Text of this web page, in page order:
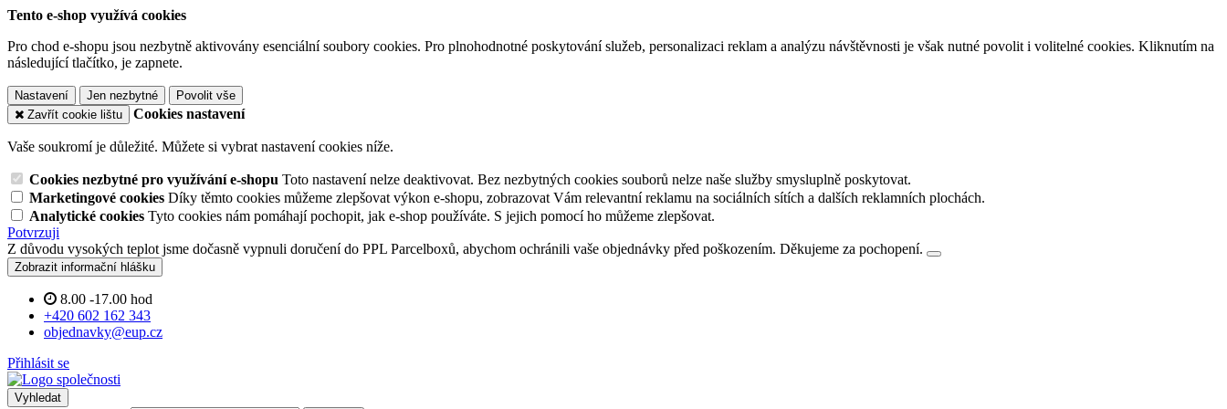
Tento e-shop využívá cookies
Pro chod e-shopu jsou nezbytně aktivovány esenciální soubory cookies. Pro plnohodnotné poskytování služeb, personalizaci reklam a analýzu návštěvnosti je však nutné povolit i volitelné cookies. Kliknutím na
následující tlačítko, je zapnete.
Nastavení Jen nezbytné
Povolit vše
Zavřít cookie lištu
Cookies nastavení
Vaše soukromí je důležité. Můžete si vybrat nastavení cookies níže.
Cookies nezbytné pro využívání e-shopu Toto nastavení nelze deaktivovat. Bez nezbytných cookies souborů nelze naše služby smysluplně poskytovat.
Marketingové cookies Díky těmto cookies můžeme zlepšovat výkon e-shopu, zobrazovat Vám relevantní reklamu na sociálních sítích a dalších reklamních plochách.
Analytické cookies Tyto cookies nám pomáhají pochopit, jak e-shop používáte. S jejich pomocí ho můžeme zlepšovat.
Potvrzuji
Z důvodu vysokých teplot jsme dočasně vypnuli doručení do PPL Parcelboxů, abychom ochránili vaše objednávky před poškozením. Děkujeme za pochopení.
Zobrazit informační hlášku
8.00 -17.00 hod
+420 602 162 343
objednavky@eup.cz
Přihlásit se
Vyhledat